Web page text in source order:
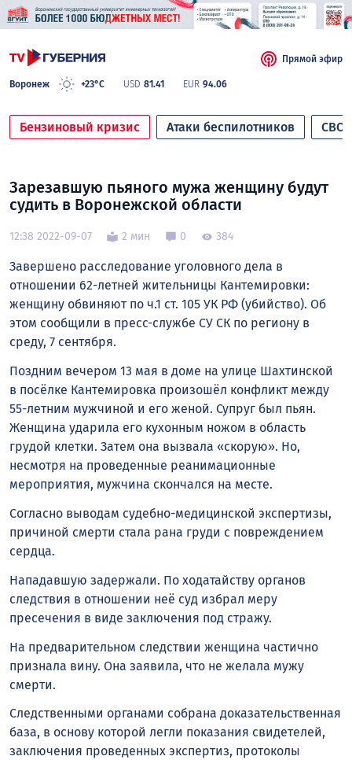
Воронеж +23°C USD 81.41 EUR 94.06
Прямой эфир
Бензиновый кризис Атаки беспилотников СВО
Зарезавшую пьяного мужа женщину будут
судить в Воронежской области
12:38 2022-09-07 2 мин 0 384
Завершено расследование уголовного дела в
отношении 62-летней жительницы Кантемировки:
женщину обвиняют по ч.1 ст. 105 УК РФ (убийство). Об
этом сообщили в пресс-службе СУ СК по региону в
среду, 7 сентября.
Поздним вечером 13 мая в доме на улице Шахтинской
в посёлке Кантемировка произошёл конфликт между
55-летним мужчиной и его женой. Супруг был пьян.
Женщина ударила его кухонным ножом в область
грудой клетки. Затем она вызвала «скорую». Но,
несмотря на проведенные реанимационные
мероприятия, мужчина скончался на месте.
Согласно выводам судебно-медицинской экспертизы,
причиной смерти стала рана груди с повреждением
сердца.
Нападавшую задержали. По ходатайству органов
следствия в отношении неё суд избрал меру
пресечения в виде заключения под стражу.
На предварительном следствии женщина частично
признала вину. Она заявила, что не желала мужу
смерти.
Следственными органами собрана доказательственная
база, в основу которой легли показания свидетелей,
заключения проведенных экспертиз, протоколы